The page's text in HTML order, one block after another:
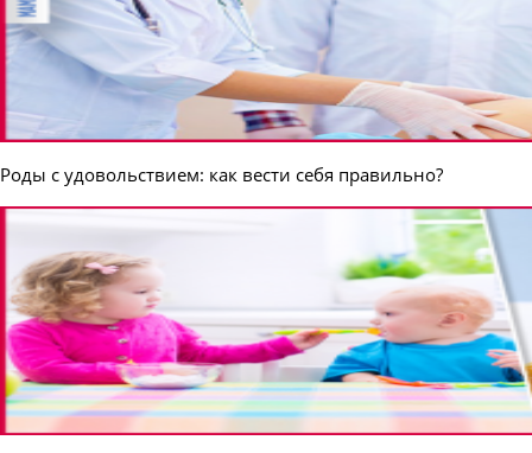
Роды с удовольствием: как вести себя правильно?